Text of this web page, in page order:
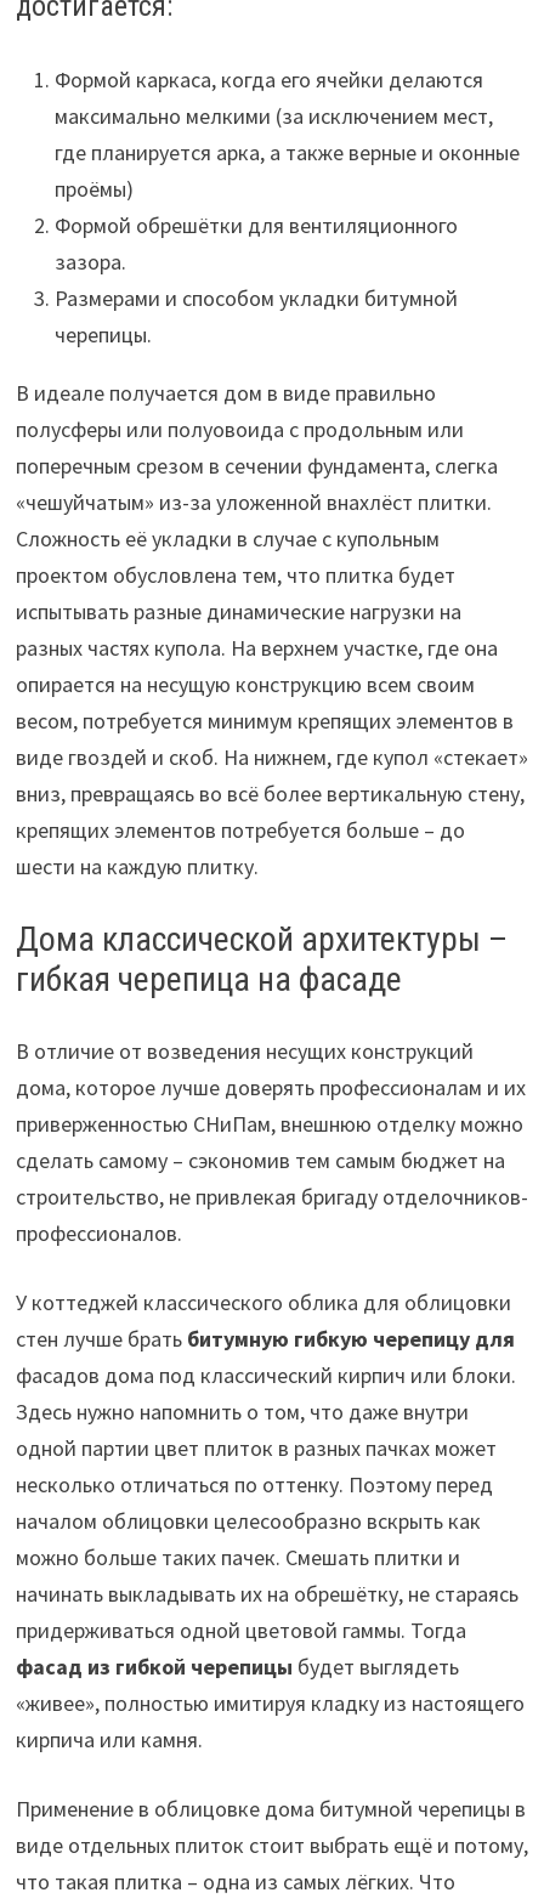
Формой каркаса, когда его ячейки делаются
максимально мелкими (за исключением мест,
где планируется арка, а также верные и оконные
проёмы)
Формой обрешётки для вентиляционного
зазора.
Размерами и способом укладки битумной
черепицы.
В идеале получается дом в виде правильно
полусферы или полуовоида с продольным или
поперечным срезом в сечении фундамента, слегка
«чешуйчатым» из-за уложенной внахлёст плитки.
Сложность её укладки в случае с купольным
проектом обусловлена тем, что плитка будет
испытывать разные динамические нагрузки на
разных частях купола. На верхнем участке, где она
опирается на несущую конструкцию всем своим
весом, потребуется минимум крепящих элементов в
виде гвоздей и скоб. На нижнем, где купол «стекает»
вниз, превращаясь во всё более вертикальную стену,
крепящих элементов потребуется больше – до
шести на каждую плитку.
Дома классической архитектуры –
гибкая черепица на фасаде
В отличие от возведения несущих конструкций
дома, которое лучше доверять профессионалам и их
приверженностью СНиПам, внешнюю отделку можно
сделать самому – сэкономив тем самым бюджет на
строительство, не привлекая бригаду отделочников-
профессионалов.
У коттеджей классического облика для облицовки
стен лучше брать битумную гибкую черепицу для
фасадов дома под классический кирпич или блоки.
Здесь нужно напомнить о том, что даже внутри
одной партии цвет плиток в разных пачках может
несколько отличаться по оттенку. Поэтому перед
началом облицовки целесообразно вскрыть как
можно больше таких пачек. Смешать плитки и
начинать выкладывать их на обрешётку, не стараясь
придерживаться одной цветовой гаммы. Тогда
фасад из гибкой черепицы будет выглядеть
«живее», полностью имитируя кладку из настоящего
кирпича или камня.
Применение в облицовке дома битумной черепицы в
виде отдельных плиток стоит выбрать ещё и потому,
что такая плитка – одна из самых лёгких. Что